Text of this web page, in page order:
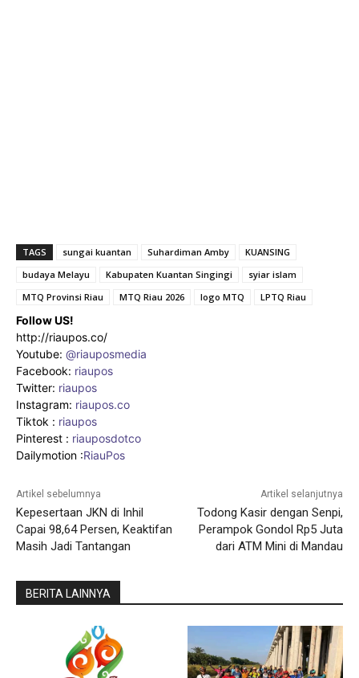
TAGS sungai kuantan Suhardiman Amby
KUANSING
budaya Melayu
Kabupaten Kuantan Singingi
syiar islam
MTQ Provinsi Riau
MTQ Riau 2026 logo MTQ LPTQ Riau
Follow US!
http://riaupos.co/
Youtube: @riauposmedia
Facebook: riaupos
Twitter: riaupos
Instagram: riaupos.co
Tiktok : riaupos
Pinterest : riauposdotco
Dailymotion :RiauPos
Artikel sebelumnya
Kepesertaan JKN di Inhil
Capai 98,64 Persen, Keaktifan
Masih Jadi Tantangan
Artikel selanjutnya
Todong Kasir dengan Senpi,
Perampok Gondol Rp5 Juta
dari ATM Mini di Mandau
BERITA LAINNYA